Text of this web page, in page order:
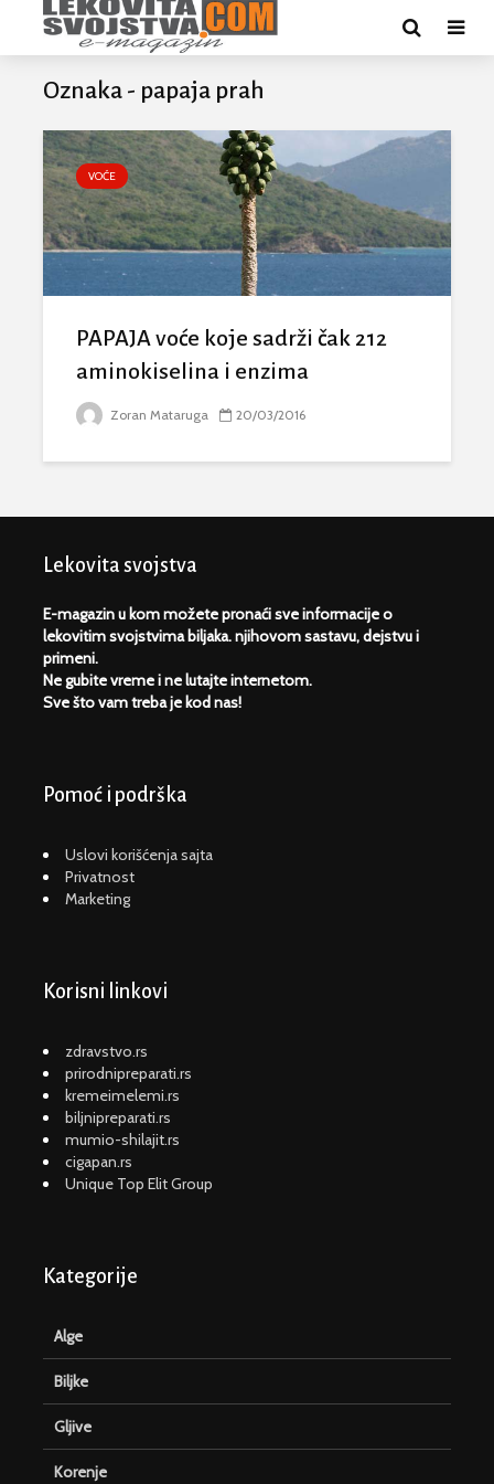
Oznaka - papaja prah
VOĆE
PAPAJA voće koje sadrži čak 212
aminokiselina i enzima
Zoran Mataruga 20/03/2016
Lekovita svojstva
E-magazin u kom možete pronaći sve informacije o
lekovitim svojstvima biljaka. njihovom sastavu, dejstvu i
primeni.
Ne gubite vreme i ne lutajte internetom.
Sve što vam treba je kod nas!
Pomoć i podrška
Uslovi korišćenja sajta
Privatnost
Marketing
Korisni linkovi
zdravstvo.rs
prirodnipreparati.rs
kremeimelemi.rs
biljnipreparati.rs
mumio-shilajit.rs
cigapan.rs
Unique Top Elit Group
Kategorije
Alge
Biljke
Gljive
Korenje